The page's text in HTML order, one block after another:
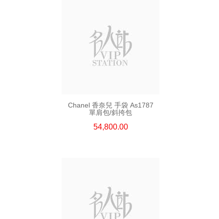
Chanel 香奈兒 手袋 As1787
單肩包/斜挎包
54,800.00